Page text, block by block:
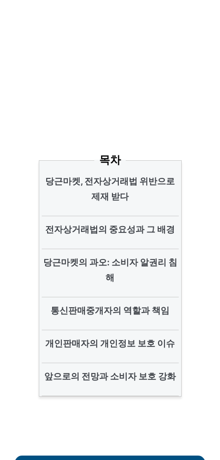
목차
당근마켓, 전자상거래법 위반으로
제재 받다
전자상거래법의 중요성과 그 배경
당근마켓의 과오: 소비자 알권리 침
해
통신판매중개자의 역할과 책임
개인판매자의 개인정보 보호 이슈
앞으로의 전망과 소비자 보호 강화